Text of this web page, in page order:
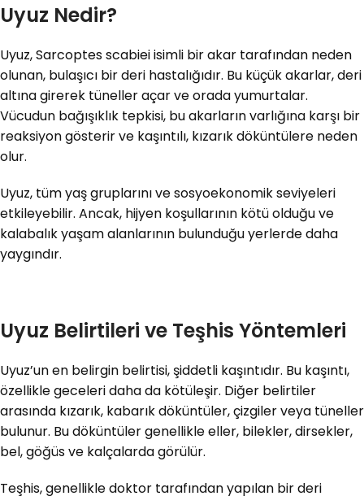
Uyuz Nedir?
Uyuz, Sarcoptes scabiei isimli bir akar tarafından neden
olunan, bulaşıcı bir deri hastalığıdır. Bu küçük akarlar, deri
altına girerek tüneller açar ve orada yumurtalar.
Vücudun bağışıklık tepkisi, bu akarların varlığına karşı bir
reaksiyon gösterir ve kaşıntılı, kızarık döküntülere neden
olur.
Uyuz, tüm yaş gruplarını ve sosyoekonomik seviyeleri
etkileyebilir. Ancak, hijyen koşullarının kötü olduğu ve
kalabalık yaşam alanlarının bulunduğu yerlerde daha
yaygındır.
Uyuz Belirtileri ve Teşhis Yöntemleri
Uyuz’un en belirgin belirtisi, şiddetli kaşıntıdır. Bu kaşıntı,
özellikle geceleri daha da kötüleşir. Diğer belirtiler
arasında kızarık, kabarık döküntüler, çizgiler veya tüneller
bulunur. Bu döküntüler genellikle eller, bilekler, dirsekler,
bel, göğüs ve kalçalarda görülür.
Teşhis, genellikle doktor tarafından yapılan bir deri